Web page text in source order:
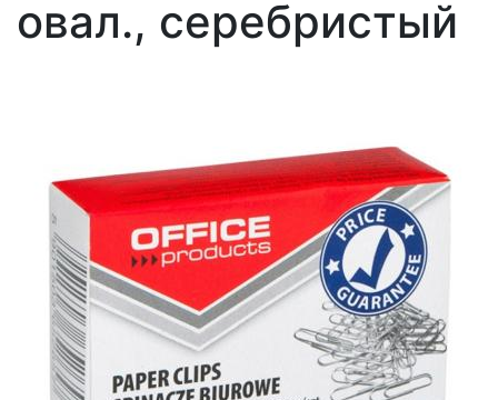
овал., серебристый